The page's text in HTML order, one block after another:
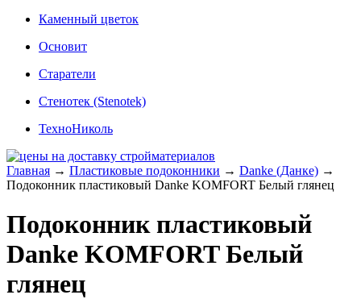
Каменный цветок
Основит
Старатели
Стенотек (Stenotek)
ТехноНиколь
Главная → Пластиковые подоконники → Danke (Данке) →
Подоконник пластиковый Danke KOMFORT Белый глянец
Подоконник пластиковый
Danke KOMFORT Белый
глянец